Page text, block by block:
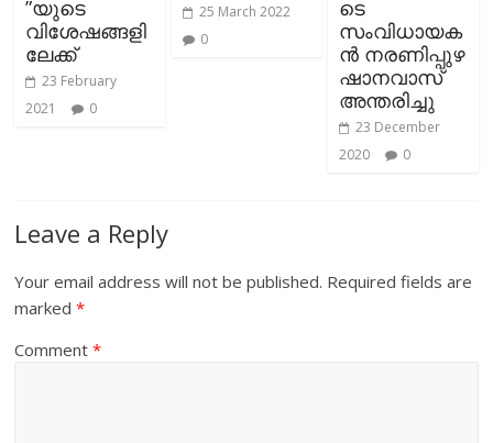
”യുടെ
വിശേഷങ്ങളി
ലേക്ക്
23 February
2021
0
25 March 2022
0
ടെ
സംവിധായക
ന്‍ നരണിപ്പുഴ
ഷാനവാസ്
അന്തരിച്ചു
23 December
2020
0
Leave a Reply
Your email address will not be published. Required fields are
marked*
Comment*